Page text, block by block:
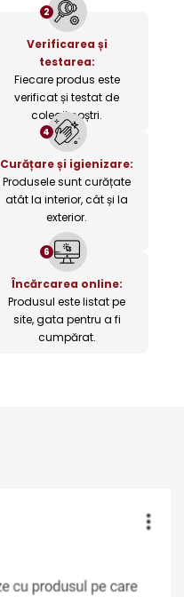
2
Verificarea și
testarea:
Fiecare produs este
verificat și testat de
colegii noștri.
4
Curățare și igienizare:
Produsele sunt curățate
atât la interior, cât și la
exterior.
6
Încărcarea online:
Produsul este listat pe
site, gata pentru a fi
cumpărat.